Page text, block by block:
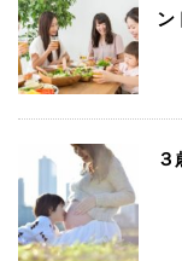
ン
３